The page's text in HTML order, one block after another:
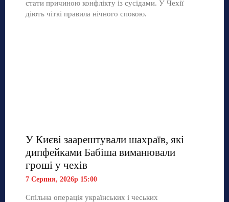
стати причиною конфлікту із сусідами. У Чехії
діють чіткі правила нічного спокою.
У Києві заарештували шахраїв, які
дипфейками Бабіша виманювали
гроші у чехів
7 Серпня, 2026р 15:00
Спільна операція українських і чеських